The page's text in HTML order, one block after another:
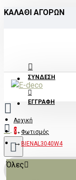
ΚΑΛΆΘΙ ΑΓΟΡΏΝ
ΣΎΝΔΕΣΗ
ΕΓΓΡΑΦΉ
0
Όλες
Αρχική
Φωτισμός
BIENAL3040W4